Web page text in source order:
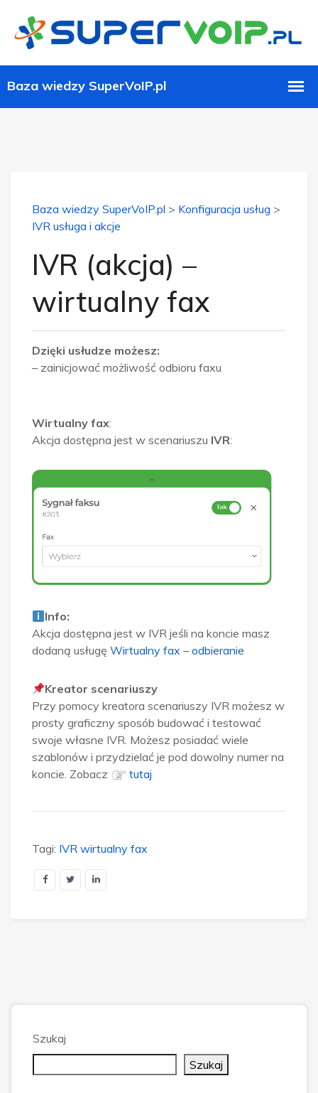
Baza wiedzy SuperVoIP.pl > Konfiguracja usług >
IVR usługa i akcje
IVR (akcja) –
wirtualny fax
Dzięki usłudze możesz:
– zainicjować możliwość odbioru faxu
Wirtualny fax:
Akcja dostępna jest w scenariuszu IVR:
Info:
Akcja dostępna jest w IVR jeśli na koncie masz
dodaną usługę Wirtualny fax – odbieranie
Kreator scenariuszy
Przy pomocy kreatora scenariuszy IVR możesz w
prosty graficzny sposób budować i testować
swoje własne IVR. Możesz posiadać wiele
szablonów i przydzielać je pod dowolny numer na
koncie. Zobacz
tutaj
Tagi: IVR wirtualny fax
Szukaj
Szukaj